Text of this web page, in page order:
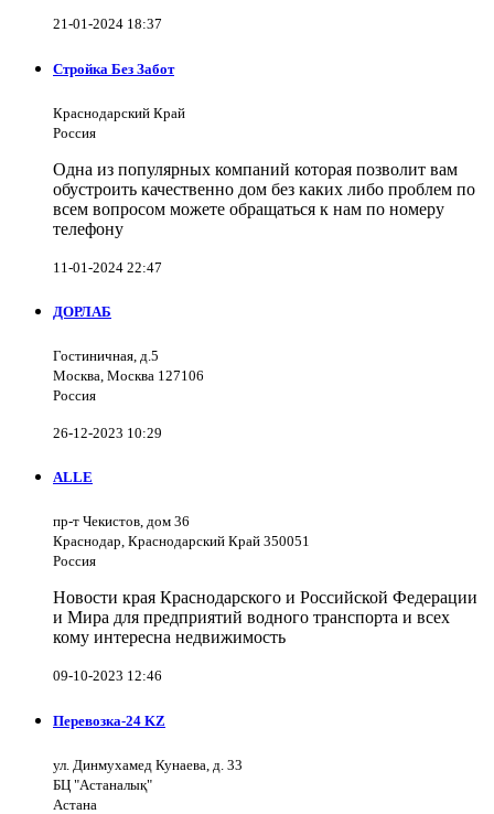
21-01-2024 18:37
Стройка Без Забот
Краснодарский Край
Россия
Одна из популярных компаний которая позволит вам
обустроить качественно дом без каких либо проблем по
всем вопросом можете обращаться к нам по номеру
телефону
11-01-2024 22:47
ДОРЛАБ
Гостиничная, д.5
Москва, Москва 127106
Россия
26-12-2023 10:29
ALLE
пр-т Чекистов, дом 36
Краснодар, Краснодарский Край 350051
Россия
Новости края Краснодарского и Российской Федерации
и Мира для предприятий водного транспорта и всех
кому интересна недвижимость
09-10-2023 12:46
Перевозка-24 KZ
ул. Динмухамед Кунаева, д. 33
БЦ "Астаналық"
Астана